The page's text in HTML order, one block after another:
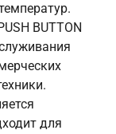
BUTTON
для